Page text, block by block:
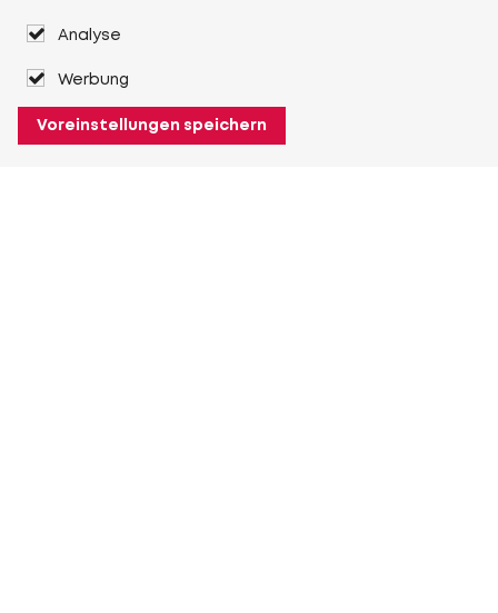
Analyse
Werbung
Voreinstellungen speichern